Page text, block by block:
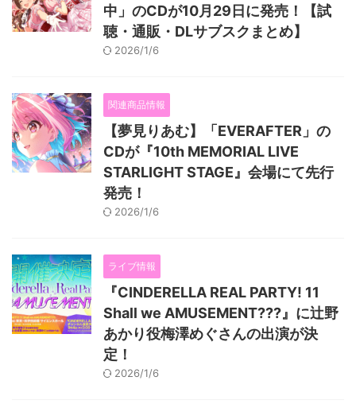
中」のCDが10月29日に発売！【試
聴・通販・DLサブスクまとめ】
2026/1/6
関連商品情報
【夢見りあむ】「EVERAFTER」の
CDが『10th MEMORIAL LIVE
STARLIGHT STAGE』会場にて先行
発売！
2026/1/6
ライブ情報
『CINDERELLA REAL PARTY! 11
Shall we AMUSEMENT???』に辻野
あかり役梅澤めぐさんの出演が決
定！
2026/1/6